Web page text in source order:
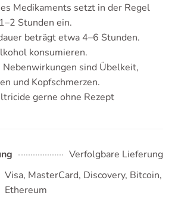
Medikaments setzt in der Regel
Stunden ein.
beträgt etwa 4–6 Stunden.
konsumieren.
Nebenwirkungen sind Übelkeit,
und Kopfschmerzen.
gerne ohne Rezept
Verfolgbare Lieferung
Visa, MasterCard, Discovery, Bitcoin,
Ethereum